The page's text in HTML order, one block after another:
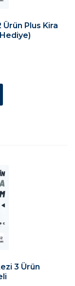
Plus Kira
3 Ürün